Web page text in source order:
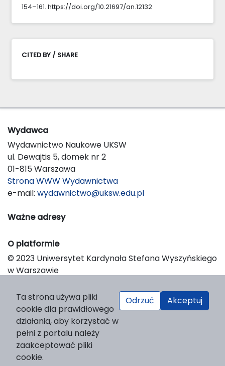
154–161. https://doi.org/10.21697/an.12132
CITED BY / SHARE
Wydawca
Wydawnictwo Naukowe UKSW
ul. Dewajtis 5, domek nr 2
01-815 Warszawa
Strona WWW Wydawnictwa
e-mail: wydawnictwo@uksw.edu.pl
Ważne adresy
O platformie
© 2023 Uniwersytet Kardynała Stefana Wyszyńskiego
w Warszawie
Platform & Workflow by OJS/PKP
Ta strona używa pliki
cookie dla prawidłowego
działania, aby korzystać w
pełni z portalu należy
zaakceptować pliki
cookie.
Odrzuć Akceptuj